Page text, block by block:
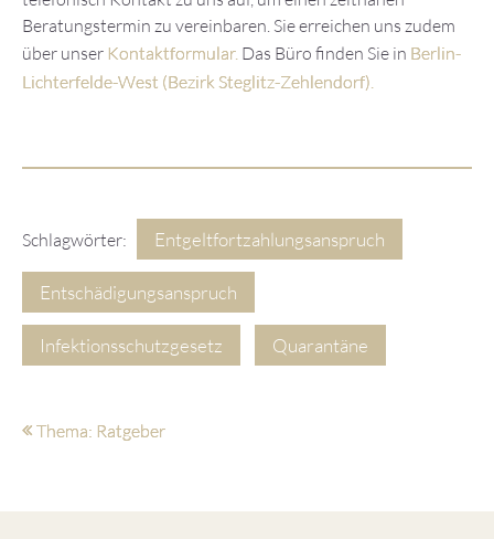
Beratungstermin zu vereinbaren. Sie erreichen uns zudem
über unser Kontaktformular. Das Büro finden Sie in Berlin-
Lichterfelde-West (Bezirk Steglitz-Zehlendorf).
Schlagwörter: Entgeltfortzahlungsanspruch
Entschädigungsanspruch
Infektionsschutzgesetz Quarantäne
Thema: Ratgeber